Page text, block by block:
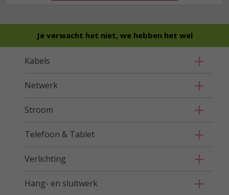
Je verwacht het niet, we hebben het wel
Kabels
Netwerk
Stroom
Telefoon & Tablet
Verlichting
Hang- en sluitwerk